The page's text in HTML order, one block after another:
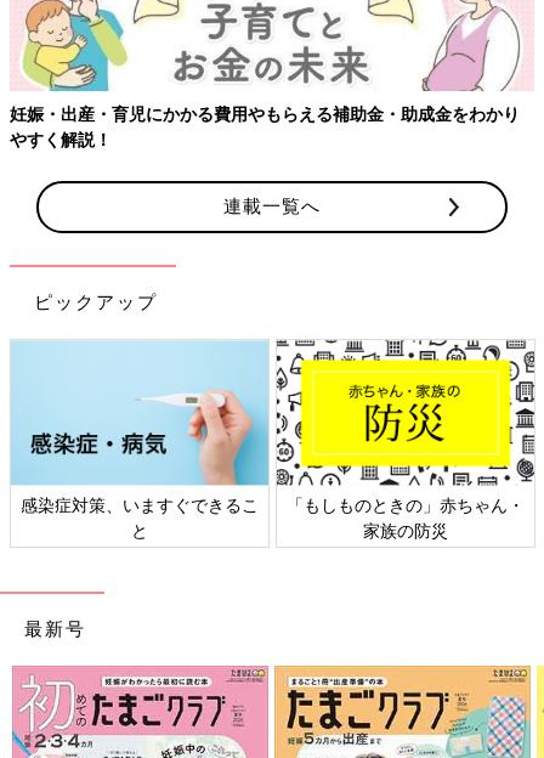
わかり
連載一覧へ
ピックアップ
赤ちゃん・
日本外来小児科学会リーフレッ
六星占術 細木かお
最新号